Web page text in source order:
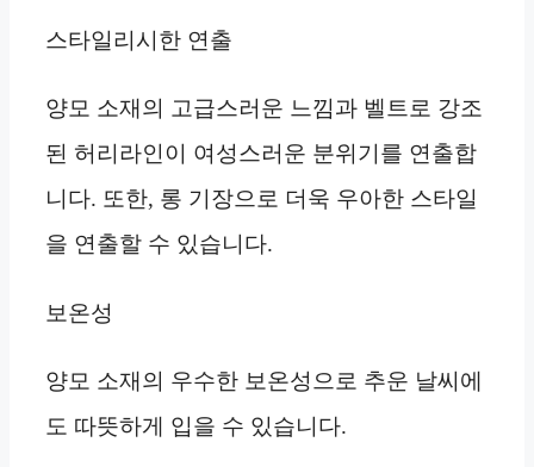
스타일리시한 연출
양모 소재의 고급스러운 느낌과 벨트로 강조
된 허리라인이 여성스러운 분위기를 연출합
니다. 또한, 롱 기장으로 더욱 우아한 스타일
을 연출할 수 있습니다.
보온성
양모 소재의 우수한 보온성으로 추운 날씨에
도 따뜻하게 입을 수 있습니다.